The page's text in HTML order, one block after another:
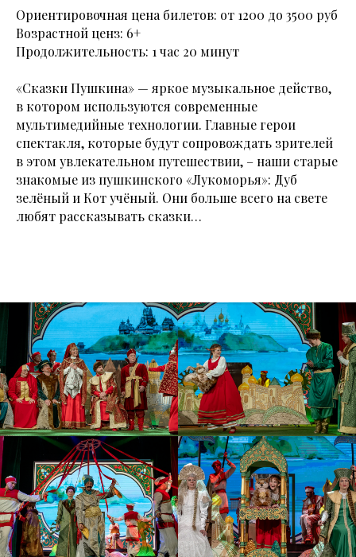
Ориентировочная цена билетов: от 1200 до 3500 руб
Возрастной ценз: 6+
Продолжительность: 1 час 20 минут
«Сказки Пушкина» — яркое музыкальное действо,
в котором используются современные
мультимедийные технологии. Главные герои
спектакля, которые будут сопровождать зрителей
в этом увлекательном путешествии, – наши старые
знакомые из пушкинского «Лукоморья»: Дуб
зелёный и Кот учёный. Они больше всего на свете
любят рассказывать сказки…